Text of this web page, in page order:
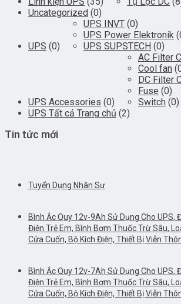
Uncategorized (0)
UPS (0)
UPS INVT (0)
UPS Power Elektronik
UPS SUPSTECH (0)
UPS Accessories (0)
AC Filter
Cool fan
DC Filter
Fuse (0)
Switch (0)
UPS Tất cả Trang chủ (2)
Tin tức mới
Tuyển Dụng Nhân Sự
Bình Ắc Quy 12v-9Ah Sử Dụng Cho UPS,
Điện Trẻ Em, Bình Bơm Thuốc Trừ Sâu,
Cửa Cuốn, Bộ Kích Điện, Thiết Bị Viễn
Bình Ắc Quy 12v-7Ah Sử Dụng Cho UPS,
Điện Trẻ Em, Bình Bơm Thuốc Trừ Sâu,
Cửa Cuốn, Bộ Kích Điện, Thiết Bị Viễn